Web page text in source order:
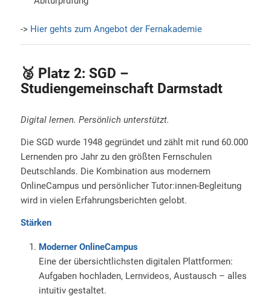
-> Hier gehts zum Angebot der Fernakademie
🥈 Platz 2: SGD –
Studiengemeinschaft Darmstadt
Digital lernen. Persönlich unterstützt.
Die SGD wurde 1948 gegründet und zählt mit rund 60.000
Lernenden pro Jahr zu den größten Fernschulen
Deutschlands. Die Kombination aus modernem
OnlineCampus und persönlicher Tutor:innen-Begleitung
wird in vielen Erfahrungsberichten gelobt.
Stärken
Moderner OnlineCampus
Eine der übersichtlichsten digitalen Plattformen:
Aufgaben hochladen, Lernvideos, Austausch – alles
intuitiv gestaltet.